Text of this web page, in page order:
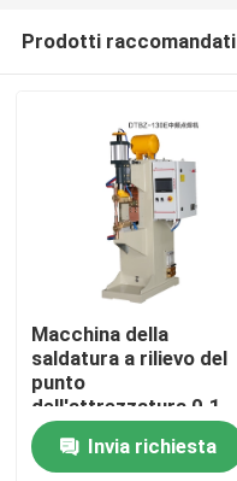
Casa
Chi siamo
Contatti
Prodotti raccomandati
Macchina della
saldatura a rilievo del
punto
dell'attrezzatura 0.1-
10s della saldatura a
punti di acciaio al
Invia richiesta